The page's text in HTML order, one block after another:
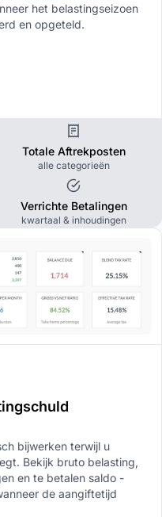
het belastingseizoen
en opgeteld.
Totale Aftrekposten
alle categorieën
Verrichte Betalingen
kwartaal & inhoudingen
bijwerken terwijl u
Bekijk bruto belasting,
en te betalen saldo -
de aangiftetijd